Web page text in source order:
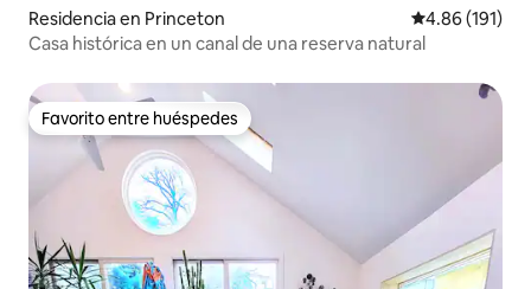
Residencia en Princeton Calificación
4.86 (191)
Casa histórica en un canal de una reserva natural
Favorito entre huéspedes
Favorito entre huéspedes